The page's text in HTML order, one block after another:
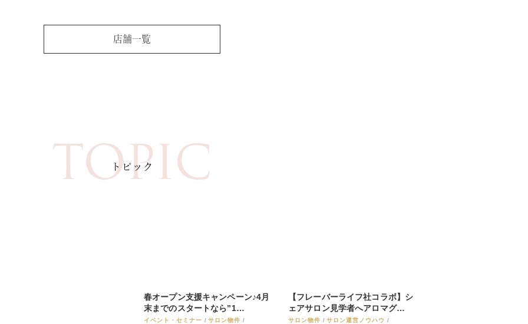
店舗一覧
TOPIC
トピック
春オープン支援キャンペーン♪4月
末までのスタートなら”1…
イベント・セミナー
サロン物件
【フレーバーライフ社コラボ】シ
ェアサロン見学者へアロマグ…
サロン物件
サロン運営ノウハウ